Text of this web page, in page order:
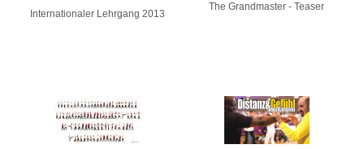
Internationaler Lehrgang 2013
The Grandmaster - Teaser